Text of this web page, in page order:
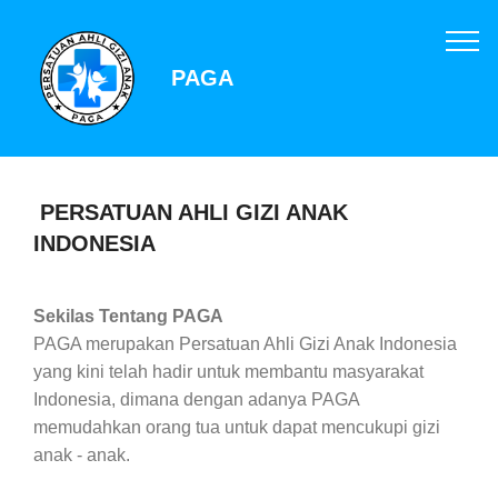
PAGA
PERSATUAN AHLI GIZI ANAK
INDONESIA
Sekilas Tentang PAGA
PAGA merupakan Persatuan Ahli Gizi Anak Indonesia
yang kini telah hadir untuk membantu masyarakat
Indonesia, dimana dengan adanya PAGA
memudahkan orang tua untuk dapat mencukupi gizi
anak - anak.